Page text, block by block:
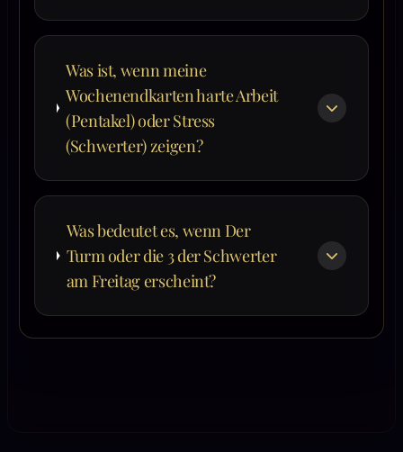
Was ist, wenn meine
Wochenendkarten harte Arbeit
(Pentakel) oder Stress
(Schwerter) zeigen?
Was bedeutet es, wenn Der
Turm oder die 3 der Schwerter
am Freitag erscheint?